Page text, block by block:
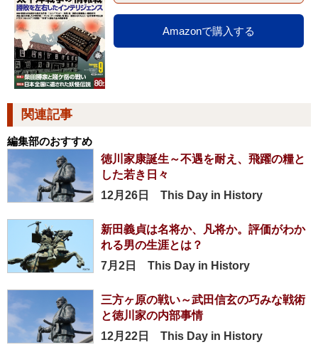
Amazonで購入する
関連記事
編集部のおすすめ
徳川家康誕生～不遇を耐え、飛躍の糧と
した若き日々
12月26日 This Day in History
新田義貞は名将か、凡将か。評価がわか
れる男の生涯とは？
7月2日 This Day in History
三方ヶ原の戦い～武田信玄の巧みな戦術
と徳川家の内部事情
12月22日 This Day in History